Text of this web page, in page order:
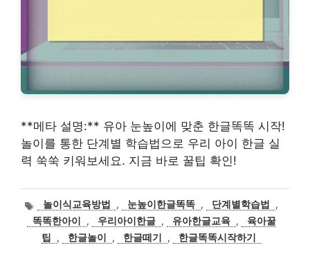
**메타 설명:** 유아 눈높이에 맞춘 한글똑똑 시작!
놀이를 통한 단계별 학습법으로 우리 아이 한글 실
력 쑥쑥 키워보세요. 지금 바로 꿀팁 확인!
태
그
놀이식교육방법 , 눈높이한글똑똑 , 단계별학습법
,
똑똑한아이
, 우리아이한글 , 유아한글교육 ,
육아꿀
팁
, 한글놀이 , 한글떼기 , 한글똑똑시작하기